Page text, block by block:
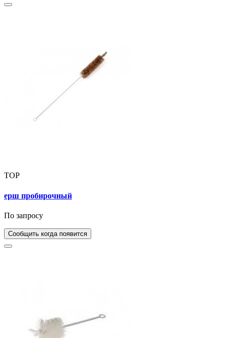
TOP
ерш пробирочный
По запросу
Сообщить когда появится